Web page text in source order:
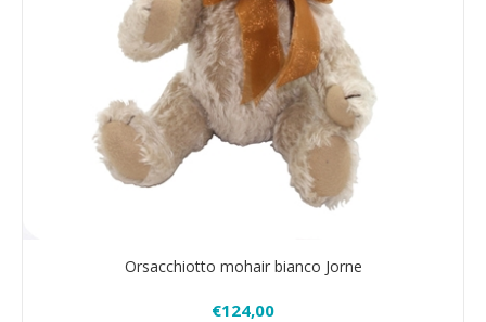
Orsacchiotto mohair bianco Jorne
€124,00